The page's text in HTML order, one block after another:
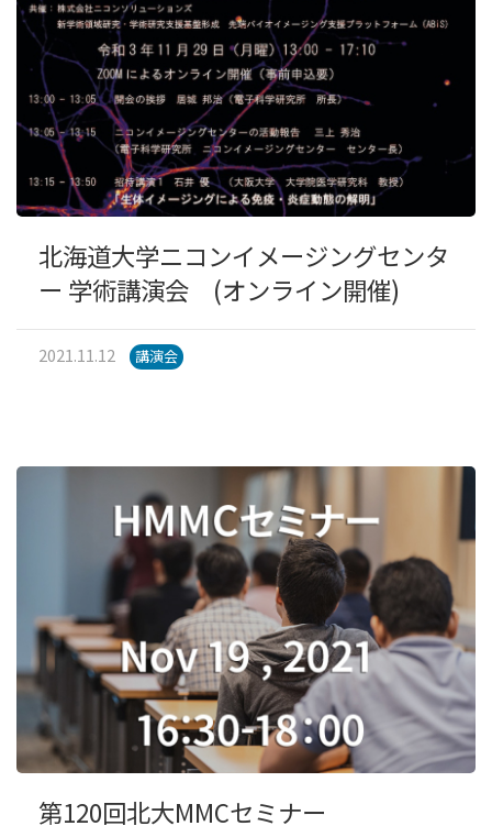
北海道大学ニコンイメージングセンタ
ー 学術講演会 (オンライン開催)
2021.11.12 講演会
第120回北大MMCセミナー